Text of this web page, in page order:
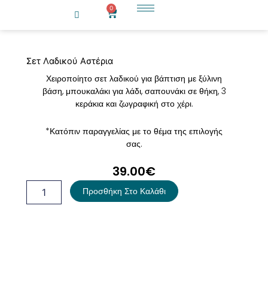
0
Cart
Σετ Λαδικού Αστέρια
Χειροποίητο σετ λαδικού για βάπτιση με ξύλινη
βάση, μπουκαλάκι για λάδι, σαπουνάκι σε θήκη, 3
κεράκια και ζωγραφική στο χέρι.
*Κατόπιν παραγγελίας με το θέμα της επιλογής
σας.
39.00€
Λαδικού
Προσθήκη Στο Καλάθι